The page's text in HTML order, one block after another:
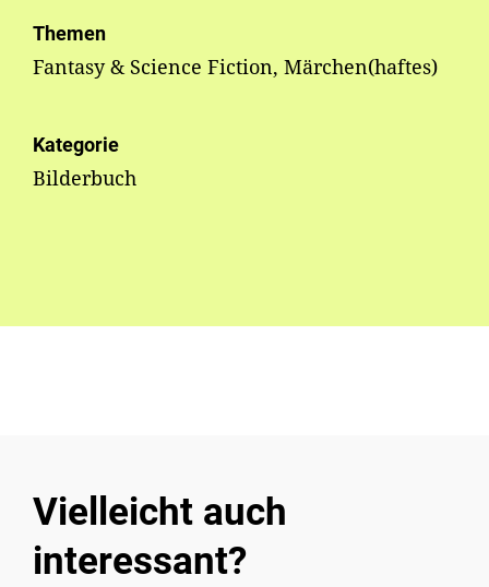
Themen
Fantasy & Science Fiction, Märchen(haftes)
Kategorie
Bilderbuch
Vielleicht auch
interessant?